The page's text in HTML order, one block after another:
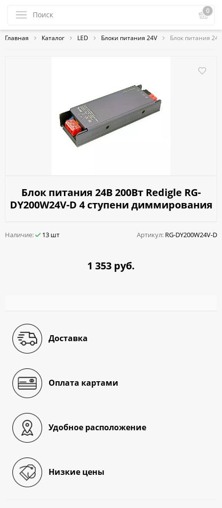
0
Главная Каталог LED Блоки питания 24V Блок питания
Блок питания 24В 200Вт Redigle RG-
DY200W24V-D 4 ступени диммирования
Наличие: 13 шт Артикул: RG-DY200W24V-D
1 353 руб.
Доставка
Оплата картами
Удобное расположение
Низкие цены